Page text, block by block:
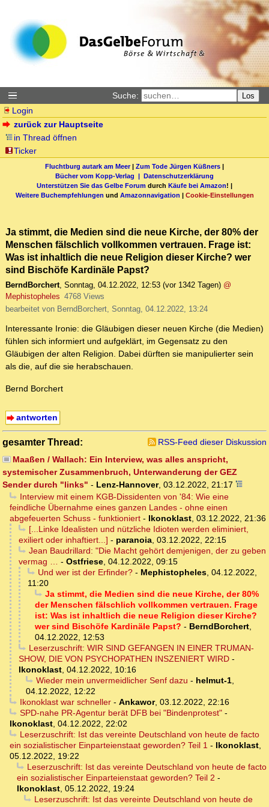
Suche: Los
Login
zurück zur Hauptseite
in Thread öffnen
Ticker
Fluchtburg autark am Meer| Zum Tode Jürgen Küßners |
Bücher vom Kopp-Verlag | Datenschutzerklärung
Unterstützen Sie das Gelbe Forum durch Käufe bei Amazon! |
Weitere Buchempfehlungen und Amazonnavigation | Cookie-Einstellungen
Ja stimmt, die Medien sind die neue Kirche, der 80% der
Menschen fälschlich vollkommen vertrauen. Frage ist:
Was ist inhaltlich die neue Religion dieser Kirche? wer
sind Bischöfe Kardinäle Papst?
BerndBorchert, Sonntag, 04.12.2022, 12:53 (vor 1342 Tagen) @
Mephistopheles 4768 Views
bearbeitet von BerndBorchert, Sonntag, 04.12.2022, 13:24
Interessante Ironie: die Gläubigen dieser neuen Kirche (die Medien)
fühlen sich informiert und aufgeklärt, im Gegensatz zu den
Gläubigen der alten Religion. Dabei dürften sie manipulierter sein
als die, auf die sie herabschauen.
Bernd Borchert
antworten
gesamter Thread:
RSS-Feed dieser Diskussion
Maaßen / Wallach: Ein Interview, was alles anspricht,
systemischer Zusammenbruch, Unterwanderung der GEZ
Sender durch "links" - Lenz-Hannover, 03.12.2022, 21:17
Interview mit einem KGB-Dissidenten von '84: Wie eine
feindliche Übernahme eines ganzen Landes - ohne einen
abgefeuerten Schuss - funktioniert - Ikonoklast, 03.12.2022, 21:36
[...Linke Idealisten und nützliche Idioten werden eliminiert,
exiliert oder inhaftiert...] - paranoia, 03.12.2022, 22:15
Jean Baudrillard: "Die Macht gehört demjenigen, der zu geben
vermag … - Ostfriese, 04.12.2022, 09:15
Und wer ist der Erfinder?- Mephistopheles, 04.12.2022,
11:20
Ja stimmt, die Medien sind die neue Kirche, der 80%
der Menschen fälschlich vollkommen vertrauen. Frage
ist: Was ist inhaltlich die neue Religion dieser Kirche?
wer sind Bischöfe Kardinäle Papst? - BerndBorchert,
04.12.2022, 12:53
Leserzuschrift: WIR SIND GEFANGEN IN EINER TRUMAN-
SHOW, DIE VON PSYCHOPATHEN INSZENIERT WIRD -
Ikonoklast, 04.12.2022, 10:16
Wieder mein unvermeidlicher Senf dazu - helmut-1,
04.12.2022, 12:22
Ikonoklast war schneller- Ankawor, 03.12.2022, 22:16
SPD-nahe PR-Agentur berät DFB bei "Bindenprotest"-
Ikonoklast, 04.12.2022, 22:02
Leserzuschrift: Ist das vereinte Deutschland von heute de facto
ein sozialistischer Einparteienstaat geworden? Teil 1 - Ikonoklast,
05.12.2022, 19:22
Leserzuschrift: Ist das vereinte Deutschland von heute de facto
ein sozialistischer Einparteienstaat geworden? Teil 2 -
Ikonoklast, 05.12.2022, 19:24
Leserzuschrift: Ist das vereinte Deutschland von heute de